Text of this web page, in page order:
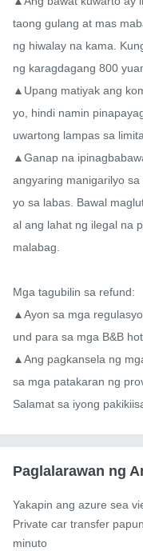
taong gulang at mas
ng hiwalay na kama.
ng karagdagang 800
▲Upang matiyak ang
yo, hindi namin
uwartong lampas sa
▲Ganap na
angyaring manigarilyo
yo sa labas. Bawal
al ang lahat ng ilegal na
malabag.
Mga tagubilin sa refund:
▲Ayon sa mga
und para sa mga B&B
▲Ang pagkansela ng
sa mga patakaran ng
Salamat sa iyong
Paglalarawan ng
Yakapin ang azure sea
Private car transfer
minuto